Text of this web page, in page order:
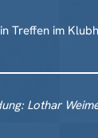
Treffen im
Lothar